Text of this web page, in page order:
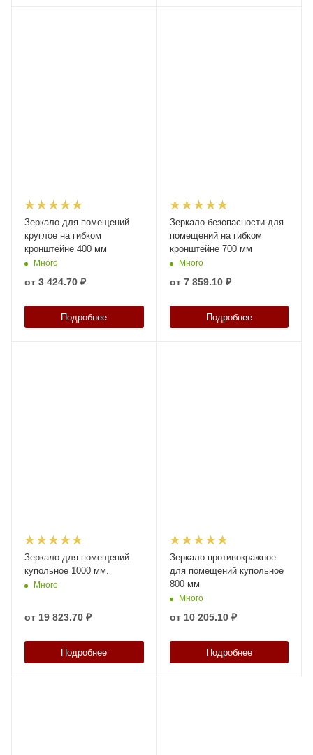
Зеркало для помещений
круглое на гибком
кронштейне 400 мм
Много
от 3 424.70 ₽
Подробнее
Зеркало безопасности для
помещений на гибком
кронштейне 700 мм
Много
от 7 859.10 ₽
Подробнее
Зеркало для помещений
купольное 1000 мм.
Много
от 19 823.70 ₽
Подробнее
Зеркало противокражное
для помещений купольное
800 мм
Много
от 10 205.10 ₽
Подробнее